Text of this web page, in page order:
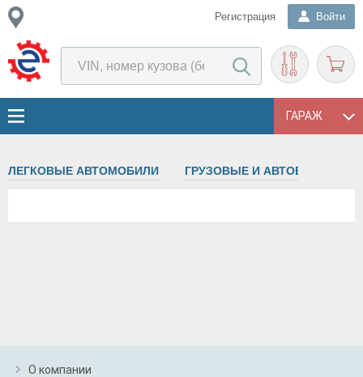
Регистрация Войти
ГАРАЖ
ЛЕГКОВЫЕ АВТОМОБИЛИ ГРУЗОВЫЕ И АВТОБУСЫ
О компании